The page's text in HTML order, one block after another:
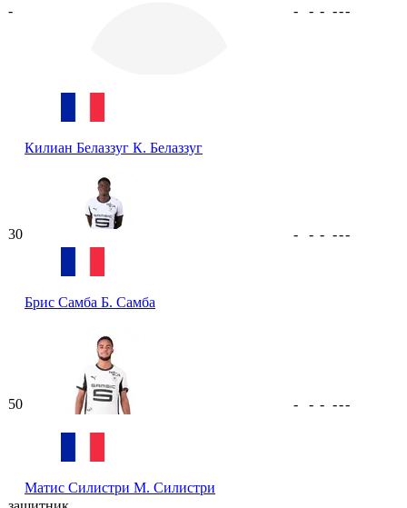
-
Килиан Белаззуг К. Белаззуг
- - - ---
30
Брис Самба Б. Самба
- - - ---
50
Матис Силистри М. Силистри
- - - ---